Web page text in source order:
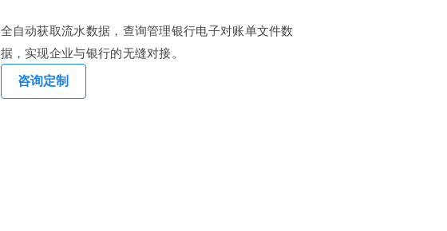
全自动获取流水数据，查询管理银行电子对账单文件数
据，实现企业与银行的无缝对接。
咨询定制